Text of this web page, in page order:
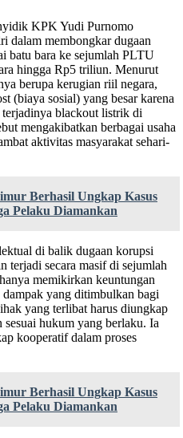
KPK Yudi Purnomo
dalam membongkar dugaan
batu bara ke sejumlah PLTU
hingga Rp5 triliun. Menurut
berupa kerugian riil negara,
(biaya sosial) yang besar karena
blackout listrik di
mengakibatkan berbagai usaha
aktivitas masyarakat sehari-
Berhasil Ungkap Kasus
Pelaku Diamankan
di balik dugaan korupsi
terjadi secara masif di sejumlah
memikirkan keuntungan
yang ditimbulkan bagi
yang terlibat harus diungkap
hukum yang berlaku. Ia
kooperatif dalam proses
Berhasil Ungkap Kasus
Pelaku Diamankan